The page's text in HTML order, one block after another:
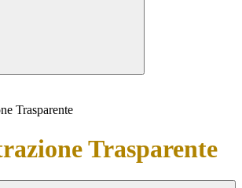
Trasparente
Trasparente